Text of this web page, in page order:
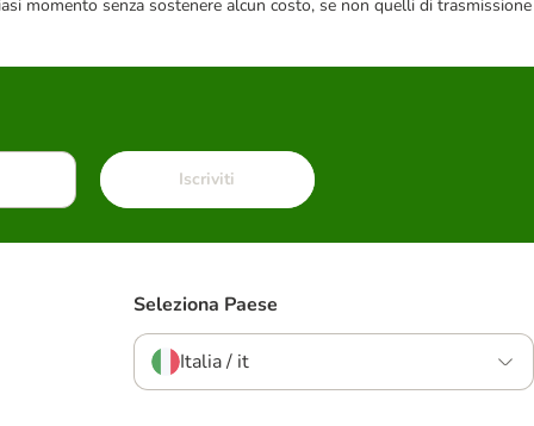
momento senza sostenere alcun costo, se non quelli di trasmissione
Iscriviti
Seleziona Paese
Italia / it